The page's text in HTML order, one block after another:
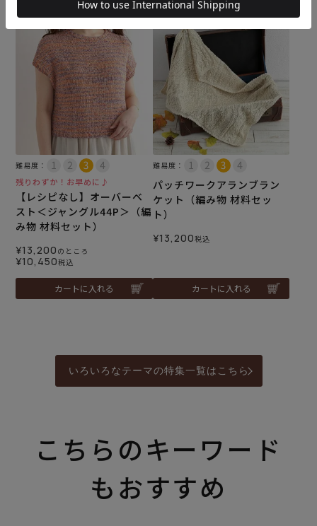
カートに入れる カートに入れる
難易度：
残りわずか！お早めに♪
【レシピなし】オーバーベ
スト＜ジャングル44P＞（編
み物 材料セット）
¥13,200 のところ
¥10,450税込
カートに入れる
難易度：
パッチワークアランブラン
ケット（編み物 材料セッ
ト）
¥13,200税込
カートに入れる
いろいろなテーマの特集一覧はこちら
こちらのキーワード
もおすすめ